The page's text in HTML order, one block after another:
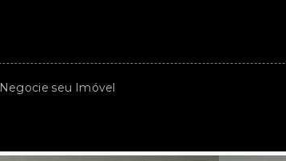
Negocie seu Imóvel